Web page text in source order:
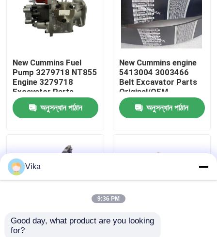
আমাদের সম্পর্কে
মান নিয়ন্ত্রণ
আমাদের সাথে যোগাযোগ করুন
উদ্ধৃতির জন্য আবেদন
কামিন্স খুচরা যন্ত্রাংশ
New Cummins Fuel
Pump 3279718 NT855
Engine 3279718
Excavator Parts
Original/OEM
অনুসন্ধান পাঠান
New Cummins engine
5413004 3003466
Belt Excavator Parts
Original/OEM
অনুসন্ধান পাঠান
New Cummins
Vika
9:36 PM
Good day, what product are you looking
for?